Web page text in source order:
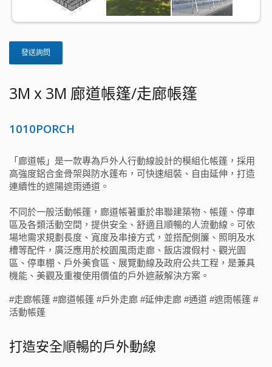
發送詢問
3M x 3M 廊道帳篷/走廊帳篷
1010PORCH
「廊道帳」是一款專為戶外人行動線設計的模組化帳篷，採用
高強度鋁合金骨架與防水篷布，可快速組裝、自由延伸，打造
連續性的遮陽遮雨通道。
不同於一般活動帳篷，廊道帳著重於串聯建築物、帳篷、停車
區及各類活動空間，提供安全、舒適且順暢的人流動線。可依
場地需求規劃長度、寬度及串接方式，並搭配側簾、照明及水
槽等配件，廣泛應用於校園風雨走廊、飯店渡假村、觀光園
區、停車棚、戶外美食區、展覽動線及政府公共工程，是兼具
機能、美觀及重複使用價值的戶外遮蔽解決方案。
#走廊帳篷 #廊道帳篷 #戶外走廊 #延伸走廊 #通道 #遮雨帳篷 #
活動帳篷
打造安全順暢的戶外動線